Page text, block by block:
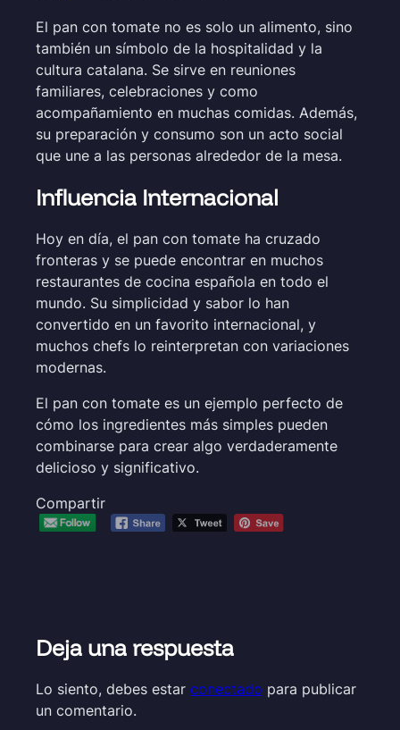
El pan con tomate no es solo un alimento, sino
también un símbolo de la hospitalidad y la
cultura catalana. Se sirve en reuniones
familiares, celebraciones y como
acompañamiento en muchas comidas. Además,
su preparación y consumo son un acto social
que une a las personas alrededor de la mesa.
Influencia Internacional
Hoy en día, el pan con tomate ha cruzado
fronteras y se puede encontrar en muchos
restaurantes de cocina española en todo el
mundo. Su simplicidad y sabor lo han
convertido en un favorito internacional, y
muchos chefs lo reinterpretan con variaciones
modernas.
El pan con tomate es un ejemplo perfecto de
cómo los ingredientes más simples pueden
combinarse para crear algo verdaderamente
delicioso y significativo.
Compartir
Deja una respuesta
Lo siento, debes estar conectado para publicar
un comentario.